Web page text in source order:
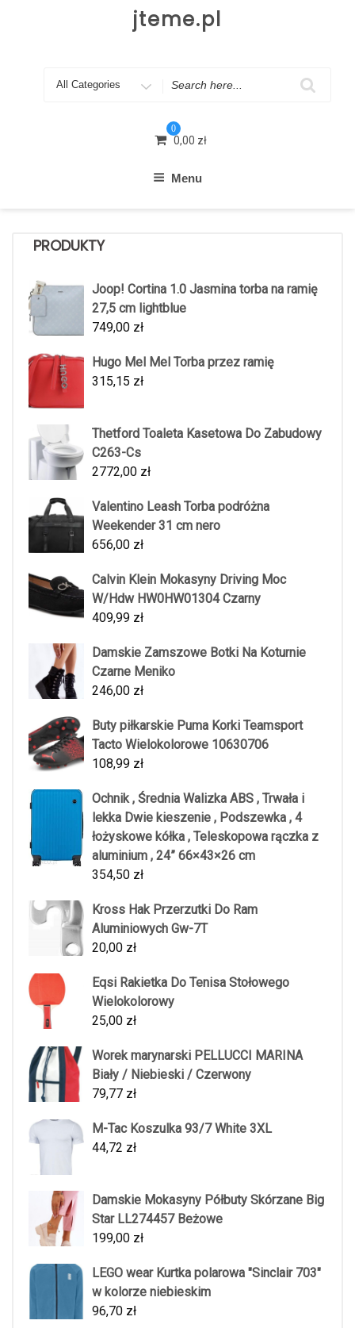
jteme.pl
Search
0
0,00 zł
Menu
PRODUKTY
Joop! Cortina 1.0 Jasmina torba na ramię
27,5 cm lightblue
749,00 zł
Hugo Mel Mel Torba przez ramię
315,15 zł
Thetford Toaleta Kasetowa Do Zabudowy
C263-Cs
2772,00 zł
Valentino Leash Torba podróżna
Weekender 31 cm nero
656,00 zł
Calvin Klein Mokasyny Driving Moc
W/Hdw HW0HW01304 Czarny
409,99 zł
Damskie Zamszowe Botki Na Koturnie
Czarne Meniko
246,00 zł
Buty piłkarskie Puma Korki Teamsport
Tacto Wielokolorowe 10630706
108,99 zł
Ochnik , Średnia Walizka ABS , Trwała i
lekka Dwie kieszenie , Podszewka , 4
łożyskowe kółka , Teleskopowa rączka z
aluminium , 24” 66×43×26 cm
354,50 zł
Kross Hak Przerzutki Do Ram
Aluminiowych Gw-7T
20,00 zł
Eqsi Rakietka Do Tenisa Stołowego
Wielokolorowy
25,00 zł
Worek marynarski PELLUCCI MARINA
Biały / Niebieski / Czerwony
79,77 zł
M-Tac Koszulka 93/7 White 3XL
44,72 zł
Damskie Mokasyny Półbuty Skórzane Big
Star LL274457 Beżowe
199,00 zł
LEGO wear Kurtka polarowa "Sinclair 703"
w kolorze niebieskim
96,70 zł